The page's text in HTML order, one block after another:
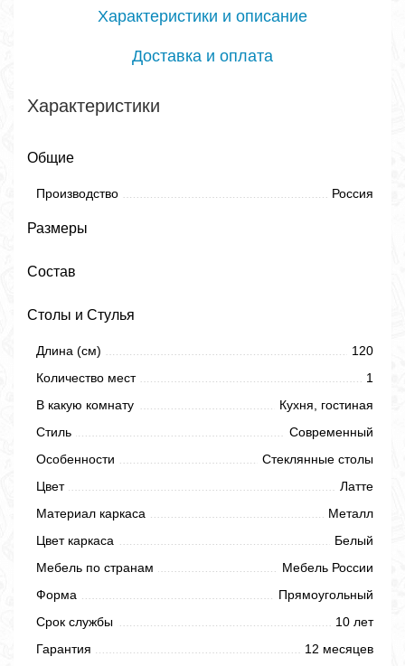
Характеристики и описание
Доставка и оплата
Характеристики
Общие
Производство Россия
Размеры
Состав
Столы и Стулья
Длина (см)
120
Количество мест
1
В какую комнату
Кухня, гостиная
Стиль
Современный
Особенности
Стеклянные столы
Цвет
Латте
Материал каркаса
Металл
Цвет каркаса
Белый
Мебель по странам
Мебель России
Форма
Прямоугольный
Срок службы
10 лет
Гарантия
12 месяцев